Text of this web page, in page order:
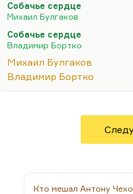
мой школьник, потому,
демонстрация. Если с
стальной обруч, она
это, она рассыплется.
ваше общество
«Вам необходим я, потому
в этом смысле Сталин
как роман о
Собачье сердце
Михаил Булгаков
Собачье сердце
Владимир Бортко
Михаил Булгаков
Владимир Бортко
Кто мешал Антону